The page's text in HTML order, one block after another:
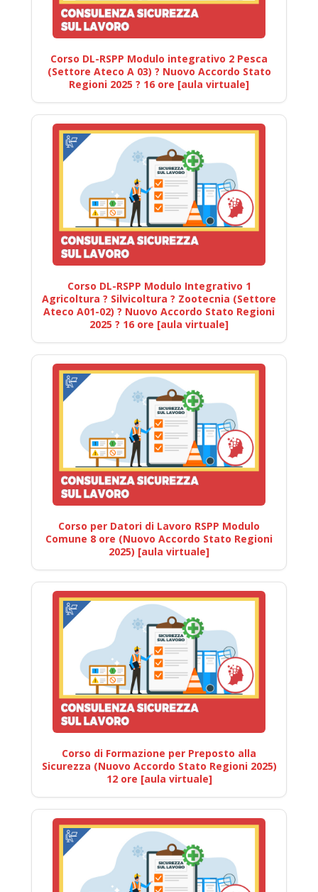
Corso DL-RSPP Modulo integrativo 2 Pesca
(Settore Ateco A 03) ? Nuovo Accordo Stato
Regioni 2025 ? 16 ore [aula virtuale]
Corso DL-RSPP Modulo Integrativo 1
Agricoltura ? Silvicoltura ? Zootecnia (Settore
Ateco A01-02) ? Nuovo Accordo Stato Regioni
2025 ? 16 ore [aula virtuale]
Corso per Datori di Lavoro RSPP Modulo
Comune 8 ore (Nuovo Accordo Stato Regioni
2025) [aula virtuale]
Corso di Formazione per Preposto alla
Sicurezza (Nuovo Accordo Stato Regioni 2025)
12 ore [aula virtuale]